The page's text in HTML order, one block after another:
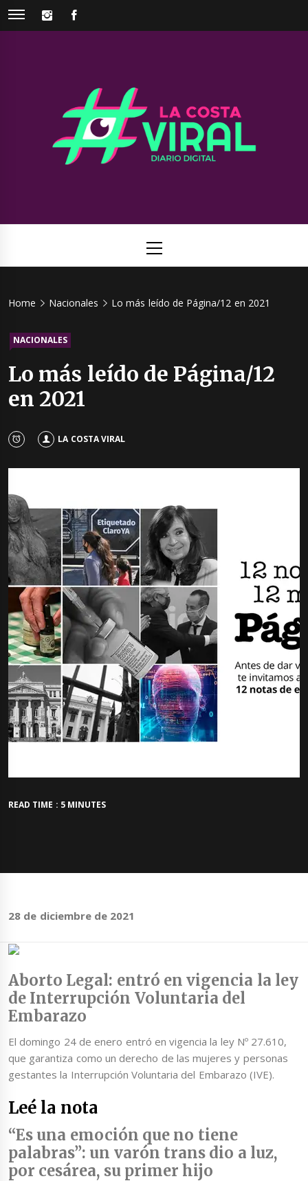
Skip
INSTAGRAM
Viral
Menu
Home Nacionales Lo más leído de Página/12 en 2021
NACIONALES
Lo más leído de Página/12
en 2021
LA COSTA VIRAL
READ TIME : 5 MINUTES
28 de diciembre de 2021
Aborto Legal: entró en vigencia la ley
de Interrupción Voluntaria del
Embarazo
El domingo 24 de enero entró en vigencia la ley Nº 27.610,
que garantiza como un derecho de las mujeres y personas
gestantes la Interrupción Voluntaria del Embarazo (IVE).
Leé la nota
“Es una emoción que no tiene
palabras”: un varón trans dio a luz,
por cesárea, su primer hijo